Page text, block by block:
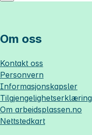
Om oss
Kontakt oss
Personvern
Informasjonskapsler
Tilgjengelighetserklæring
Om arbeidsplassen.no
Nettstedkart